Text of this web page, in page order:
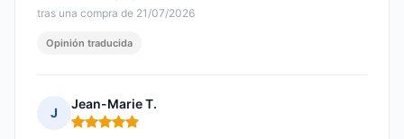
tras una compra de 21/07/2026
Opinión traducida
J
Jean-Marie T.
Nota: 5 de 5